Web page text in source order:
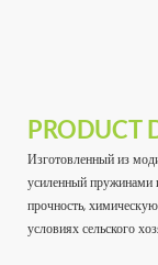
PRODUCT
Изготовленный из
усиленный пружинами
прочность,
условиях сельского